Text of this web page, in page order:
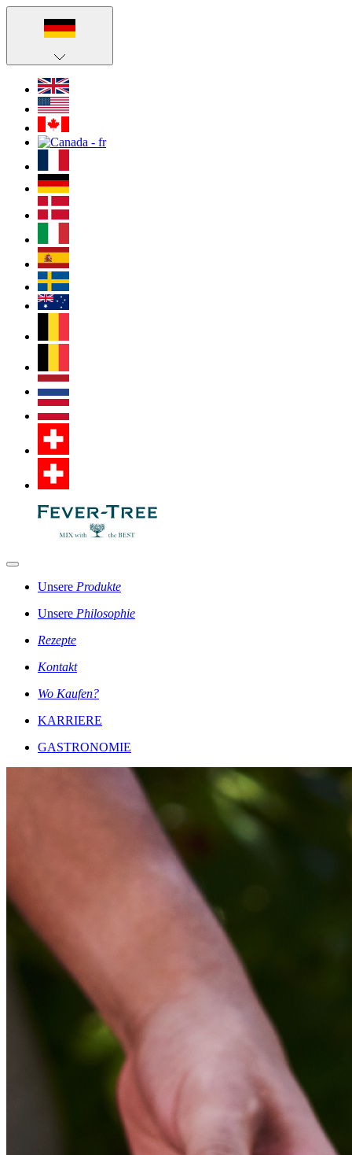
Unsere Produkte
Unsere Philosophie
Rezepte
Kontakt
Wo Kaufen?
KARRIERE
GASTRONOMIE